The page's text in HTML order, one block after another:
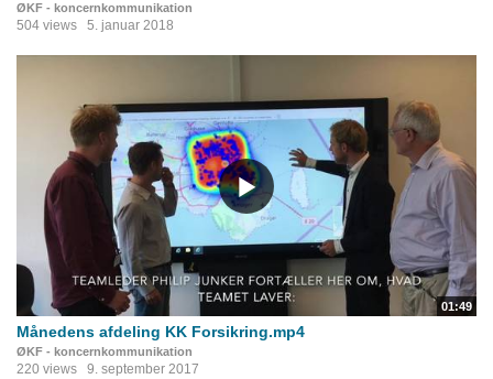
ØKF - koncernkommunikation
504 views 5. januar 2018
01:49
Månedens afdeling KK Forsikring.mp4
ØKF - koncernkommunikation
220 views 9. september 2017